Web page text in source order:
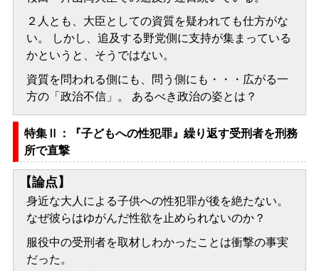
２人とも、大臣としての資質を疑われても仕方がな
い。 しかし、追及する野党側に支持が集まっている
かというと、そうではない。
資質を問われる側にも、問う側にも・・・広がる一
方の「政治不信」。 あるべき政治の姿とは？
特集Ⅱ：『子どもへの性犯罪』繰り返す受刑者を刑務
所で直撃
【論点】
身近な大人による子供への性犯罪が後を絶たない。
なぜ彼らはゆがんだ性欲を止められないのか？
服役中の受刑者を取材しわかったことは衝撃の事実
だった。